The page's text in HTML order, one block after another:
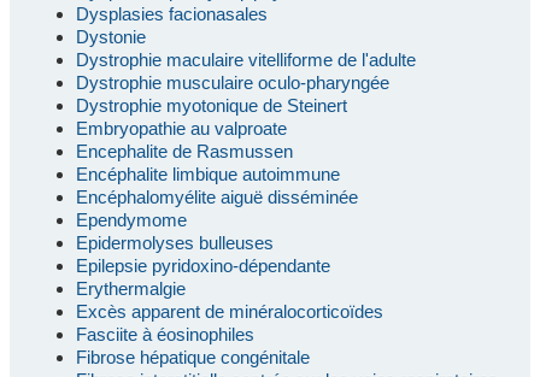
Dysplasies facionasales
Dystonie
Dystrophie maculaire vitelliforme de l'adulte
Dystrophie musculaire oculo-pharyngée
Dystrophie myotonique de Steinert
Embryopathie au valproate
Encephalite de Rasmussen
Encéphalite limbique autoimmune
Encéphalomyélite aiguë disséminée
Ependymome
Epidermolyses bulleuses
Epilepsie pyridoxino-dépendante
Erythermalgie
Excès apparent de minéralocorticoïdes
Fasciite à éosinophiles
Fibrose hépatique congénitale